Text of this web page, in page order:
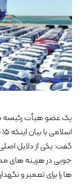
یک عضو هیأت رئیسه
گفت: یکی از دلایل
جویی در هزینه های
ها را برای تعمیر و